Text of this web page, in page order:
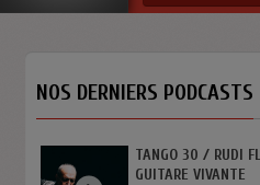
NOS DERNIERS PODCASTS
TANGO 30 / RUDI
GUITARE VIVANTE